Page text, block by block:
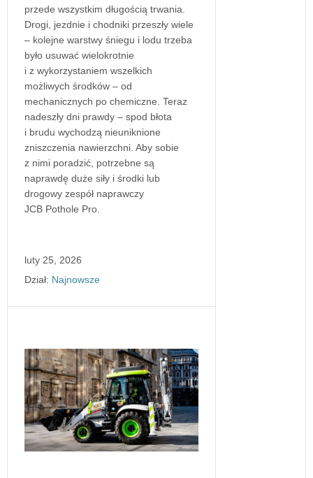
przede wszystkim długością trwania.
Drogi, jezdnie i chodniki przeszły wiele
– kolejne warstwy śniegu i lodu trzeba
było usuwać wielokrotnie
i z wykorzystaniem wszelkich
możliwych środków – od
mechanicznych po chemiczne. Teraz
nadeszły dni prawdy – spod błota
i brudu wychodzą nieuniknione
zniszczenia nawierzchni. Aby sobie
z nimi poradzić, potrzebne są
naprawdę duże siły i środki lub
drogowy zespół naprawczy
JCB Pothole Pro.
luty 25, 2026
Dział: Najnowsze